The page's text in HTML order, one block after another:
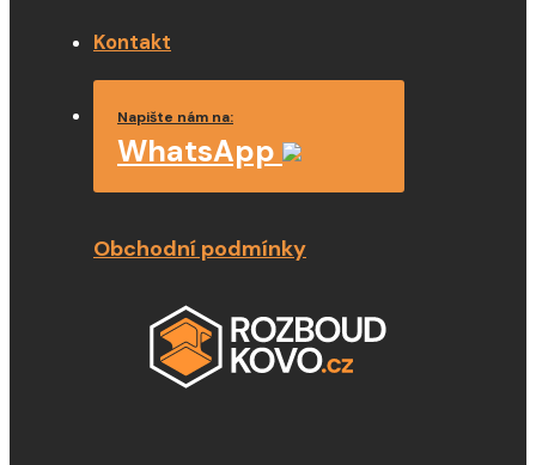
Kontakt
Napište nám na:
WhatsApp
Obchodní podmínky